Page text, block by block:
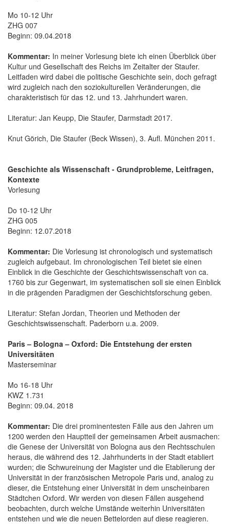
Mo 10-12 Uhr
ZHG 007
Beginn: 09.04.2018
Kommentar: In meiner Vorlesung biete ich einen Überblick über
Kultur und Gesellschaft des Reichs im Zeitalter der Staufer.
Leitfaden wird dabei die politische Geschichte sein, doch gefragt
wird zugleich nach den soziokulturellen Veränderungen, die
charakteristisch für das 12. und 13. Jahrhundert waren.
Literatur: Jan Keupp, Die Staufer, Darmstadt 2017.
Knut Görich, Die Staufer (Beck Wissen), 3. Aufl. München 2011.
Geschichte als Wissenschaft - Grundprobleme, Leitfragen,
Kontexte
Vorlesung
Do 10-12 Uhr
ZHG 005
Beginn: 12.07.2018
Kommentar: Die Vorlesung ist chronologisch und systematisch
zugleich aufgebaut. Im chronologischen Teil bietet sie einen
Einblick in die Geschichte der Geschichtswissenschaft von ca.
1760 bis zur Gegenwart, im systematischen soll sie einen Einblick
in die prägenden Paradigmen der Geschichtsforschung geben.
Literatur: Stefan Jordan, Theorien und Methoden der
Geschichtswissenschaft. Paderborn u.a. 2009.
Paris – Bologna – Oxford: Die Entstehung der ersten
Universitäten
Masterseminar
Mo 16-18 Uhr
KWZ 1.731
Beginn: 09.04. 2018
Kommentar: Die drei prominentesten Fälle aus den Jahren um
1200 werden den Hauptteil der gemeinsamen Arbeit ausmachen:
die Genese der Universität von Bologna aus den Rechtsschulen
heraus, die während des 12. Jahrhunderts in der Stadt etabliert
wurden; die Schwureinung der Magister und die Etablierung der
Universität in der französischen Metropole Paris und, analog zu
dieser, die Entstehung einer Universität in dem unscheinbaren
Städtchen Oxford. Wir werden von diesen Fällen ausgehend
beobachten, durch welche Umstände weiterhin Universitäten
entstehen und wie die neuen Bettelorden auf diese reagieren.